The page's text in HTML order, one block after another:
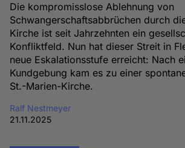
Die kompromisslose Ablehnung von
Schwangerschaftsabbrüchen durch
Kirche ist seit Jahrzehnten ein
Konfliktfeld. Nun hat dieser Streit in
neue Eskalationsstufe erreicht: Nach
Kundgebung kam es zu einer
St.-Marien-Kirche.
Ralf Nestmeyer
21.11.2025